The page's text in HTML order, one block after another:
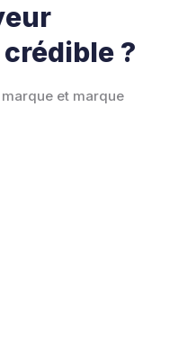
?
marque et marque